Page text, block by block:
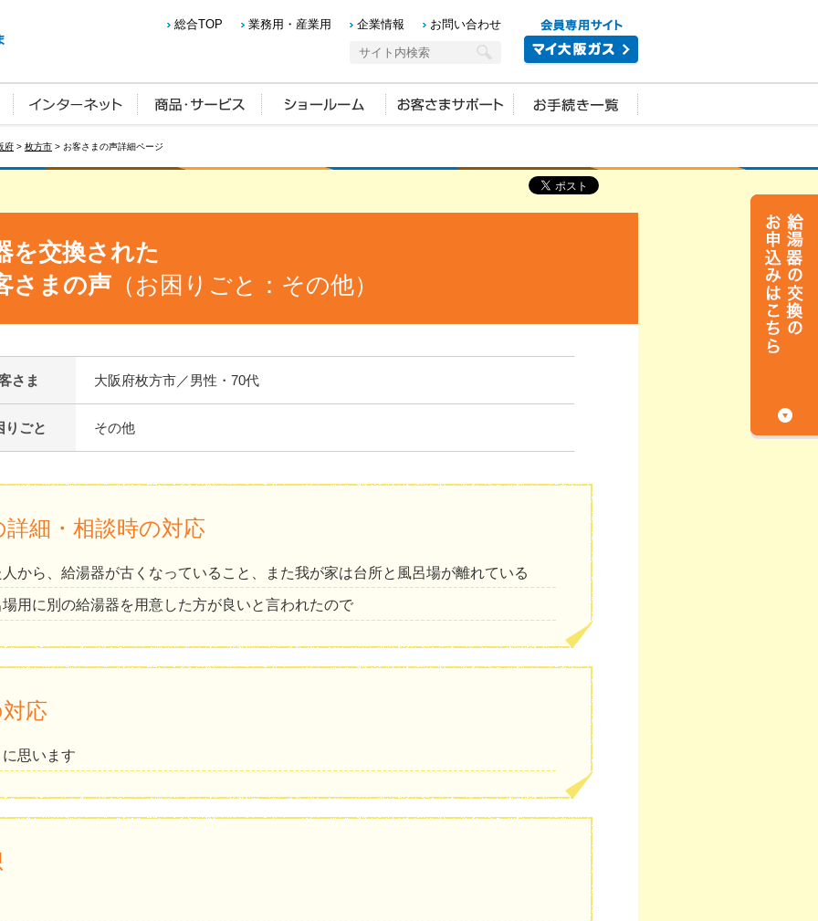
総合TOP 業務用・産業用 企業情報 お問い合わせ
府 > 枚方市 > お客さまの声詳細ページ
を交換された
さまの声 （お困りごと：その他）
さま 大阪府枚方市／男性・70代
りごと その他
細・相談時の対応
から、給湯器が古くなっていること、また我が家は台所と風呂場が離れている
用に別の給湯器を用意した方が良いと言われたので
応
思います